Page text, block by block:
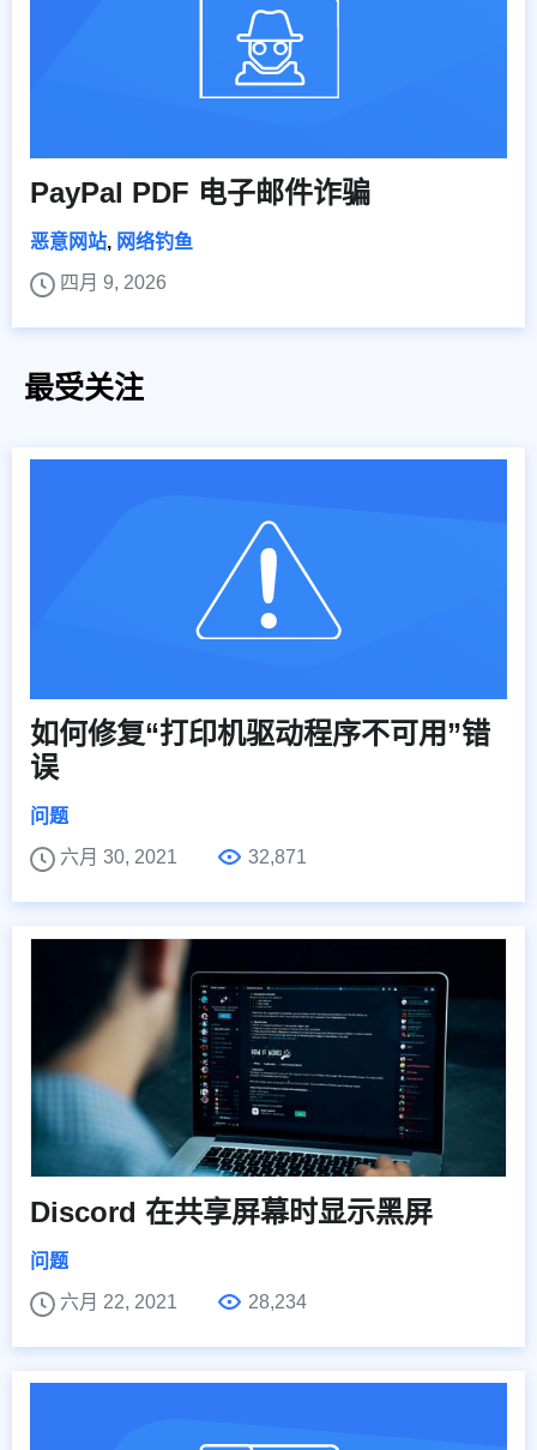
PayPal PDF 电子邮件诈骗
恶意网站, 网络钓鱼
四月 9, 2026
最受关注
如何修复“打印机驱动程序不可用”错
误
问题
六月 30, 2021
32,871
Discord 在共享屏幕时显示黑屏
问题
六月 22, 2021
28,234